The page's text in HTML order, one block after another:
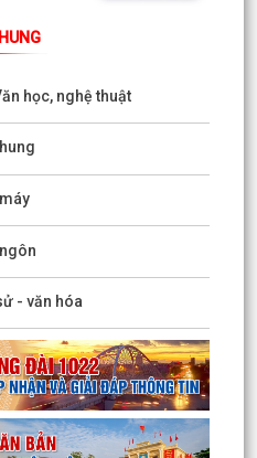
học, nghệ thuật
- văn hóa